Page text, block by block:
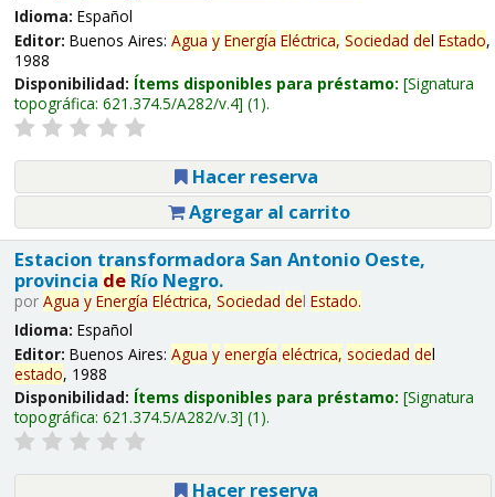
Idioma: Español
Editor: Buenos Aires: Agua y Energía Eléctrica, Sociedad del Estado,
1988
Disponibilidad: Ítems disponibles para préstamo: Signatura
topográfica: 621.374.5/A282/v.4 (1).
Hacer reserva
Agregar al carrito
Estacion transformadora San Antonio Oeste,
provincia deRío Negro.
por Agua y Energía Eléctrica, Sociedad del Estado.
Idioma: Español
Editor: Buenos Aires: Agua y energía eléctrica, sociedad del
estado, 1988
Disponibilidad: Ítems disponibles para préstamo: Signatura
topográfica: 621.374.5/A282/v.3 (1).
Hacer reserva